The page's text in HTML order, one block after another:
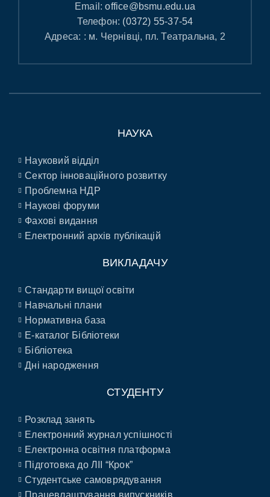
Email:office@bsmu.edu.ua
Телефон: (0372) 55-37-54
Адреса: : м. Чернівці, пл. Театральна, 2
НАУКА
Науковий відділ
Сектор інноваційного розвитку
Проблемна НДР
Наукові форуми
Фахові видання
Електронний архів публікацій
ВИКЛАДАЧУ
Стандарти вищої освіти
Навчальні плани
Нормативна база
E-каталог Бібліотеки
Бібліотека
Дні народження
СТУДЕНТУ
Розклад занять
Електронний журнал успішності
Електронна освітня платформа
Підготовка до ЛІІ “Крок”
Студентське самоврядування
Працевлаштування випускників